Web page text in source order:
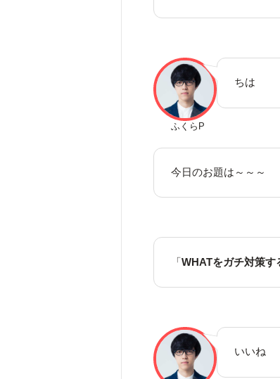
ふくらP
ちは
今日のお題は～～～
「WHATをガチ対策す
いいね